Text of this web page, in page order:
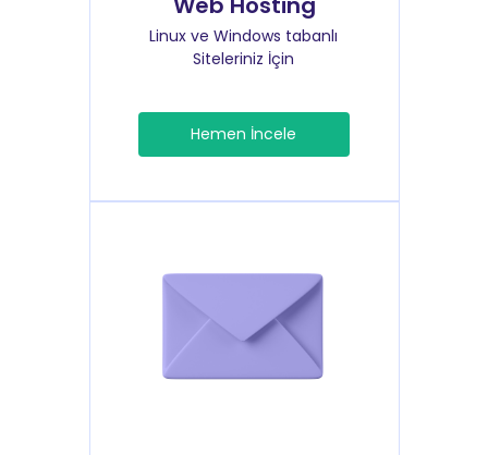
Linux ve Windows tabanlı
Siteleriniz İçin
Hemen İncele